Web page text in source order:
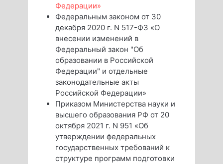
Федерации»
Федеральным законом от 30
декабря 2020 г. N 517-ФЗ «О
внесении изменений в
Федеральный закон "Об
образовании в Российской
Федерации" и отдельные
законодательные акты
Российской Федерации»
Приказом Министерства науки и
высшего образования РФ от 20
октября 2021 г. N 951 «Об
утверждении федеральных
государственных требований к
структуре программ подготовки